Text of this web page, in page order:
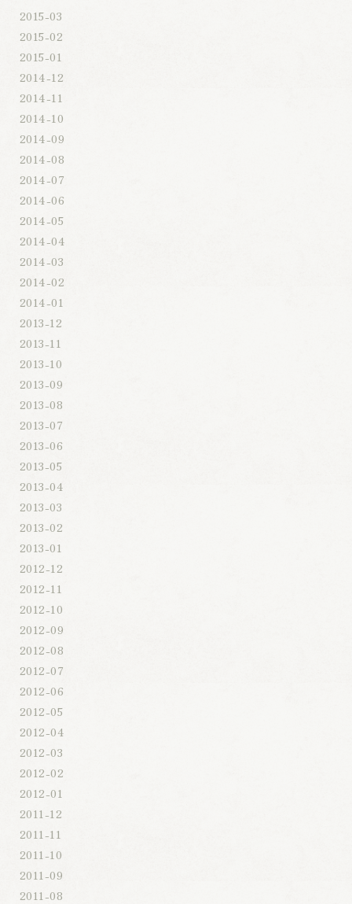
2015-03
2015-02
2015-01
2014-12
2014-11
2014-10
2014-09
2014-08
2014-07
2014-06
2014-05
2014-04
2014-03
2014-02
2014-01
2013-12
2013-11
2013-10
2013-09
2013-08
2013-07
2013-06
2013-05
2013-04
2013-03
2013-02
2013-01
2012-12
2012-11
2012-10
2012-09
2012-08
2012-07
2012-06
2012-05
2012-04
2012-03
2012-02
2012-01
2011-12
2011-11
2011-10
2011-09
2011-08